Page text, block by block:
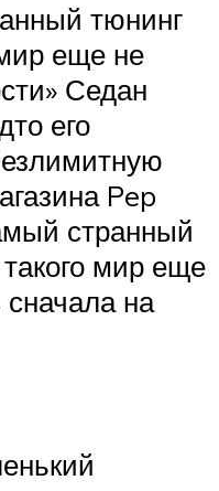
тюнинг
еще не
Седан
его
Pep
странный
мир еще
на